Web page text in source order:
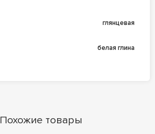
глянцевая
белая глина
Похожие товары